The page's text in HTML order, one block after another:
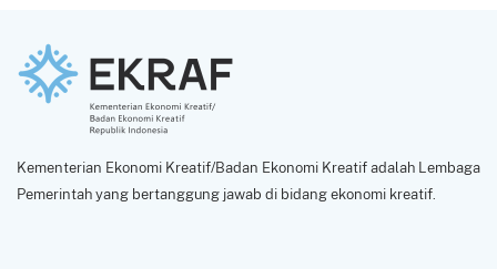
Kementerian Ekonomi Kreatif/Badan Ekonomi Kreatif adalah Lembaga
Pemerintah yang bertanggung jawab di bidang ekonomi kreatif.